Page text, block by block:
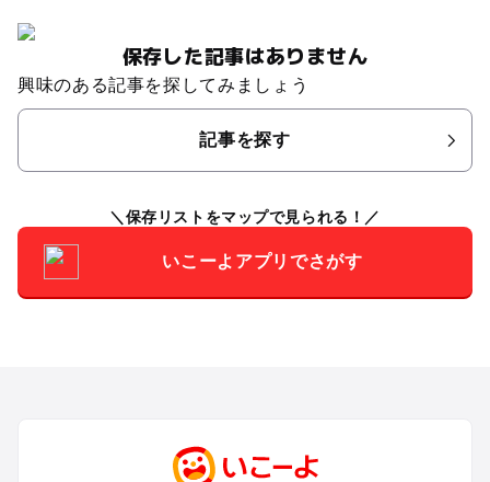
保存した記事はありません
興味のある記事を探してみましょう
記事を探す
保存リストをマップで見られる！
いこーよアプリでさがす